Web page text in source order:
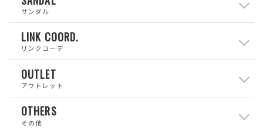
サンダル
LINK COORD.
リンクコーデ
OUTLET
アウトレット
OTHERS
その他